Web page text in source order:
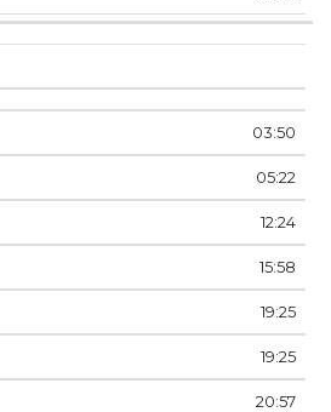
03:50
05:22
12:24
15:58
19:25
19:25
20:57